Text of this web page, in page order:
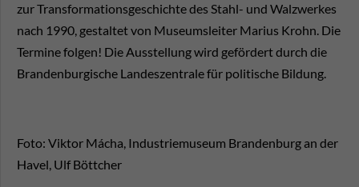
zur Transformationsgeschichte des Stahl- und Walzwerkes
nach 1990, gestaltet von Museumsleiter Marius Krohn. Die
Termine folgen! Die Ausstellung wird gefördert durch die
Brandenburgische Landeszentrale für politische Bildung.
Foto: Viktor Mácha, Industriemuseum Brandenburg an der
Havel, Ulf Böttcher